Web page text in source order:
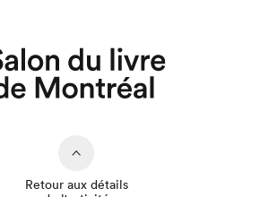
Que cherchez-vous?
Retour aux détails